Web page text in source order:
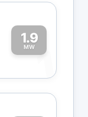
1.9
MW1